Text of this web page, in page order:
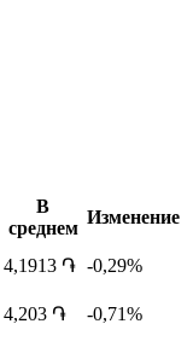
В
среднем
Изменение
4,1913 ֏ -0,29%
4,203 ֏ -0,71%